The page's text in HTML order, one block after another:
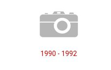
1990 - 1992